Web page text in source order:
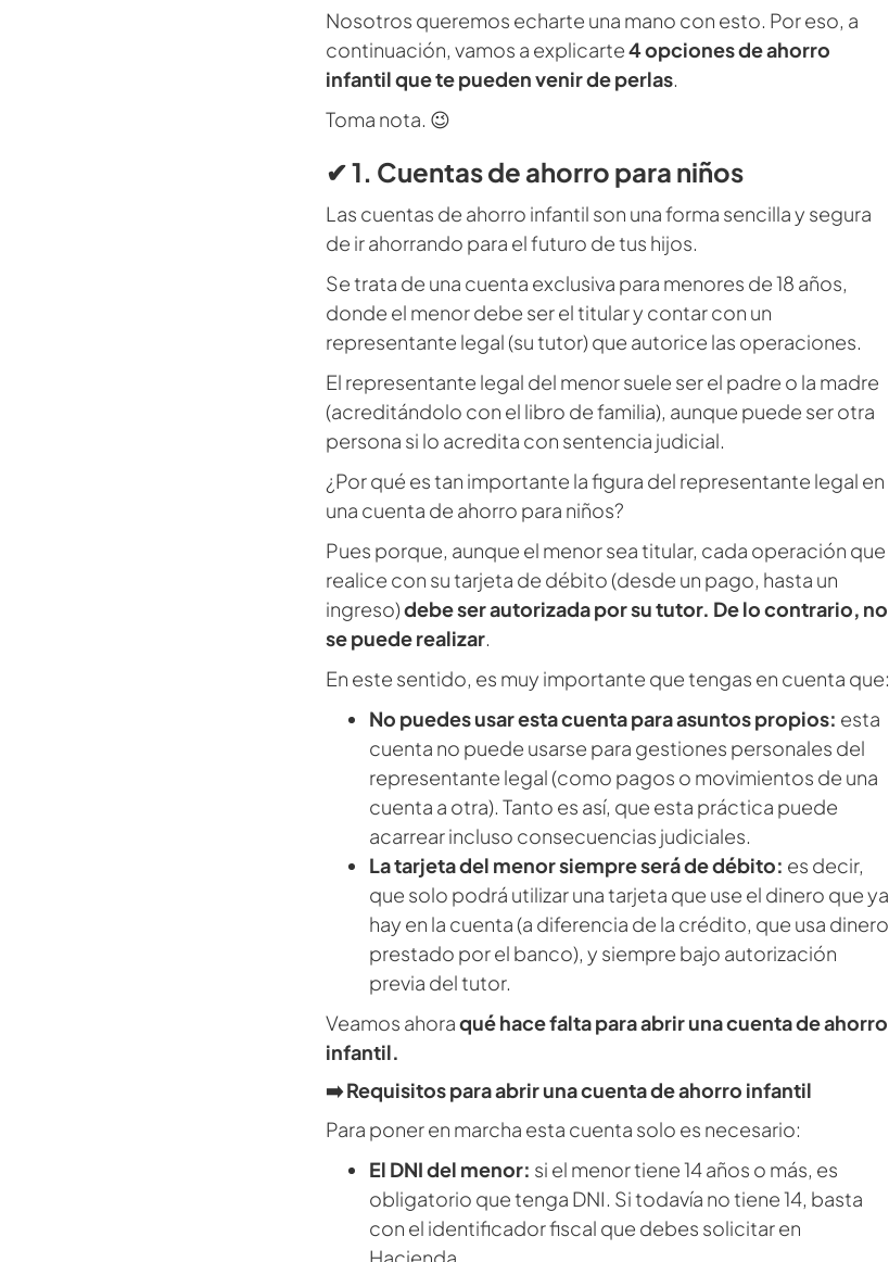
Nosotros queremos echarte una mano con esto. Por eso, a
continuación, vamos a explicarte4 opciones de ahorro
infantil que te pueden venir de perlas.
Toma nota. 😉
✔ 1. Cuentas de ahorro para niños
Las cuentas de ahorro infantil son una forma sencilla y segura
de ir ahorrando para el futuro de tus hijos.
Se trata de una cuenta exclusiva para menores de 18 años,
donde el menor debe ser el titular y contar con un
representante legal (su tutor) que autorice las operaciones.
El representante legal del menor suele ser el padre o la madre
(acreditándolo con el libro de familia), aunque puede ser otra
persona si lo acredita con sentencia judicial.
¿Por qué es tan importante la figura del representante legal en
una cuenta de ahorro para niños?
Pues porque, aunque el menor sea titular, cada operación que
realice con su tarjeta de débito (desde un pago, hasta un
ingreso)debe ser autorizada por su tutor. De lo contrario, no
se puede realizar.
En este sentido, es muy importante que tengas en cuenta que:
No puedes usar esta cuenta para asuntos propios: esta
cuenta no puede usarse para gestiones personales del
representante legal (como pagos o movimientos de una
cuenta a otra). Tanto es así, que esta práctica puede
acarrear incluso consecuencias judiciales.
La tarjeta del menor siempre será de débito: es decir,
que solo podrá utilizar una tarjeta que use el dinero que ya
hay en la cuenta (a diferencia de la crédito, que usa dinero
prestado por el banco), y siempre bajo autorización
previa del tutor.
Veamos ahoraqué hace falta para abrir una cuenta de ahorro
infantil.
➡️ Requisitos para abrir una cuenta de ahorro infantil
Para poner en marcha esta cuenta solo es necesario:
El DNI del menor: si el menor tiene 14 años o más, es
obligatorio que tenga DNI. Si todavía no tiene 14, basta
con el identificador fiscal que debes solicitar en
Hacienda.